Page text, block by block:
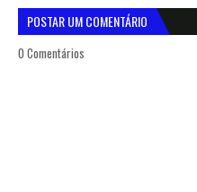
POSTAR UM COMENTÁRIO
0 Comentários